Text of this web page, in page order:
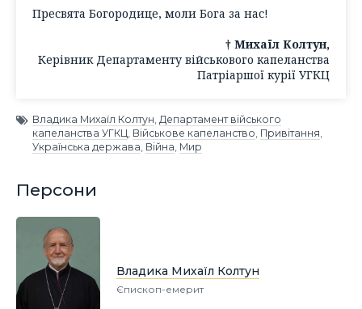
Пресвята Богородице, моли Бога за нас!
† Михаїл Колтун,
Керівник Департаменту військового капеланства
Патріаршої курії УГКЦ
Владика Михаїл Колтун, Департамент війського
капеланства УГКЦ, Військове капеланство, Привітання,
Українська держава, Війна, Мир
Персони
Владика Михаїл Колтун
Єпископ-емерит